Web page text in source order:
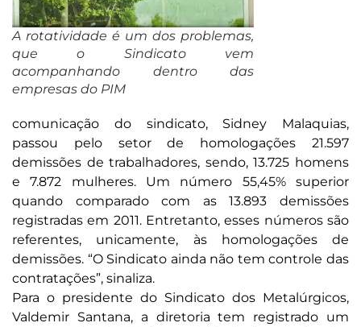
A rotatividade é um dos problemas,
que o Sindicato vem
acompanhando dentro das
empresas do PIM
comunicação do sindicato, Sidney Malaquias,
passou pelo setor de homologações 21.597
demissões de trabalhadores, sendo, 13.725 homens
e 7.872 mulheres. Um número 55,45% superior
quando comparado com as 13.893 demissões
registradas em 2011. Entretanto, esses números são
referentes, unicamente, às homologações de
demissões. “O Sindicato ainda não tem controle das
contratações”, sinaliza.
Para o presidente do Sindicato dos Metalúrgicos,
Valdemir Santana, a diretoria tem registrado um